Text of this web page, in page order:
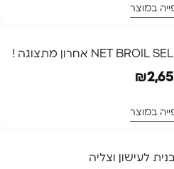
במוצר
₪
במוצר
לעישון וצליה